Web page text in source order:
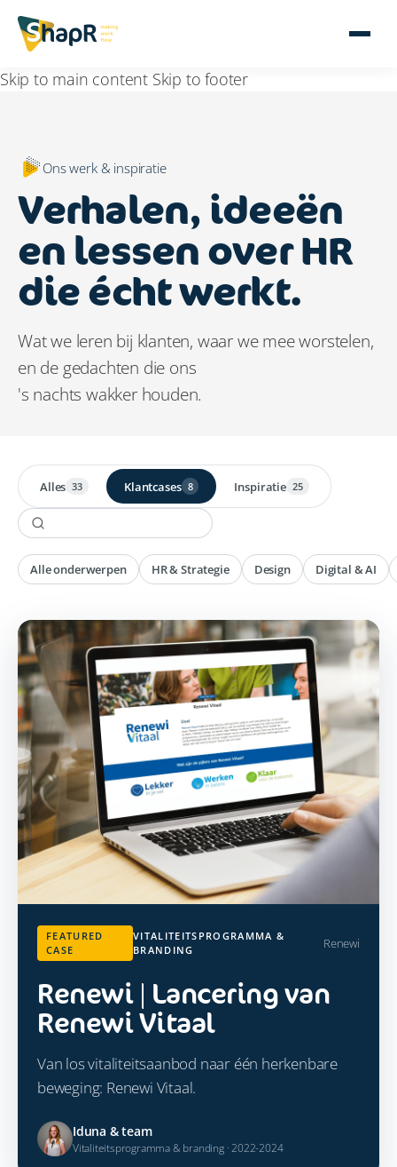
Skip to main content Skip to footer
Ons werk & inspiratie
Verhalen, ideeën
en lessen over HR
die écht werkt.
Wat we leren bij klanten, waar we mee worstelen,
en de gedachten die ons
's nachts wakker houden.
Alles 33 Klantcases 8 Inspiratie 25
Alle onderwerpen HR & Strategie Design Digital & AI
FEATURED
CASE
VITALITEITSPROGRAMMA &
BRANDING
Renewi
Renewi | Lancering van
Renewi Vitaal
Van los vitaliteitsaanbod naar één herkenbare
beweging: Renewi Vitaal.
Iduna & team
Vitaliteitsprogramma & branding · 2022-2024